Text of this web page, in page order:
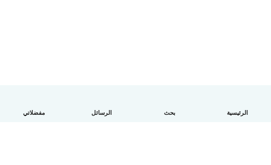
الرئيسية بحث الرسائل مفضلاتي